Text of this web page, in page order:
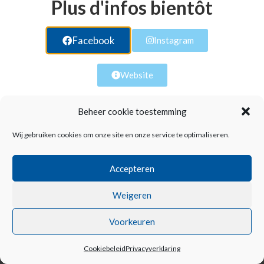
Beheer cookie toestemming
Wij gebruiken cookies om onze site en onze service te optimaliseren.
Accepteren
Weigeren
Voorkeuren
CookiebeleidPrivacyverklaring
web remanié ! Soyez
patient svp !
Plus d'infos bientôt
Facebook Instagram
Website